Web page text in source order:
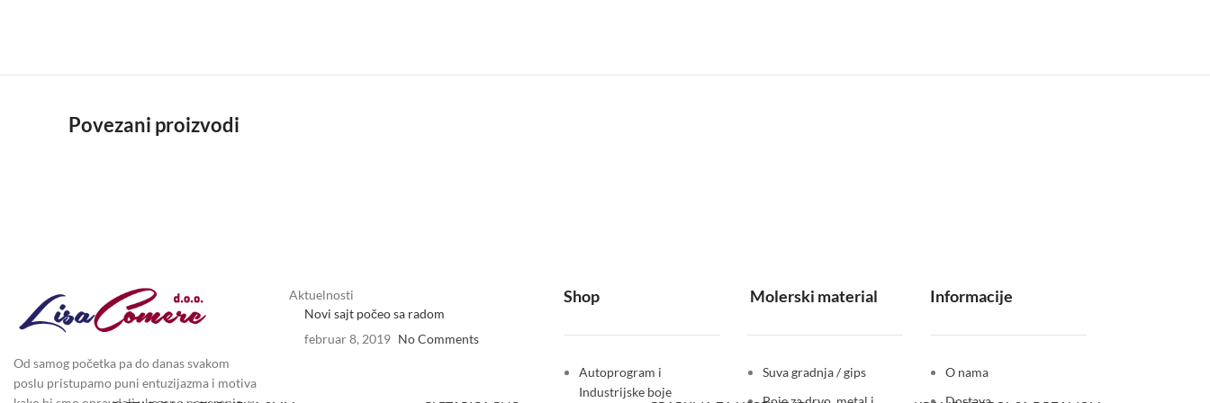
Povezani proizvodi
Od samog početka pa do danas svakom
poslu pristupamo puni entuzijazma i motiva
Aktuelnosti
Novi sajt počeo sa radom
februar 8, 2019 No Comments
Shop
Autoprogram i
Industrijske boje
Molerski material
Suva gradnja / gips
Informacije
O nama